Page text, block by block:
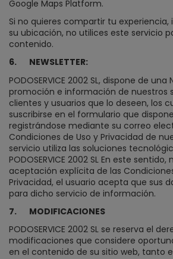
Google Maps Platform.
Si no quieres compartir tu experiencia,
su ubicación, no utilices este servicio
contenido.
6.
NEWSLETTER:
PODOSERVICE 2002 SL, dispone de
promoción e información de nuestros
clientes y usuarios que lo deseen, los
suscribirse en el formulario que
registrándose mediante su correo
Condiciones de Uso y Privacidad de
servicio utiliza las soluciones
PODOSERVICE 2002 SL En este
aceptación explícita de las
Privacidad, el usuario acepta que sus
para dicho servicio de información.
7.
MODIFICACIONES
PODOSERVICE 2002 SL se reserva el
modificaciones que considere
en el contenido de su sitio web, tanto